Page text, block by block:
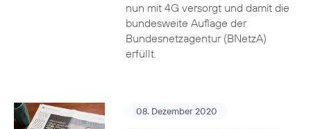
nun mit 4G versorgt und damit die
bundesweite Auflage der
Bundesnetzagentur (BNetzA)
erfüllt.
08. Dezember 2020